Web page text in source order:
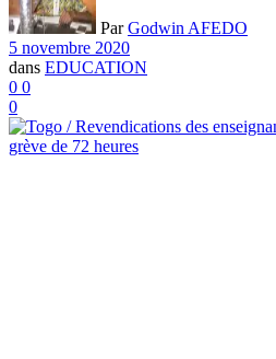
Par Godwin AFEDO
5 novembre 2020
dans EDUCATION
0 0
0